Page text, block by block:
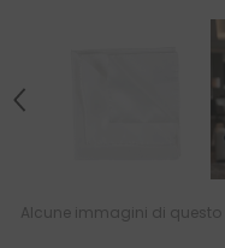
Alcune immagini di